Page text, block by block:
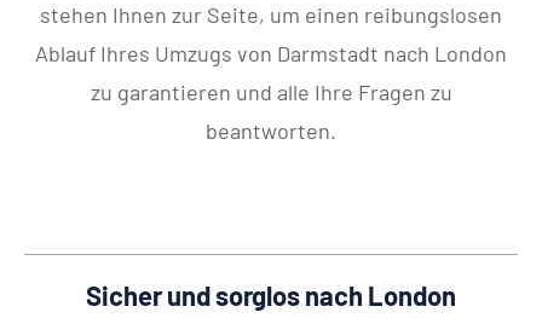
stehen Ihnen zur Seite, um einen reibungslosen
Ablauf Ihres Umzugs von Darmstadt nach London
zu garantieren und alle Ihre Fragen zu
beantworten.
Sicher und sorglos nach London